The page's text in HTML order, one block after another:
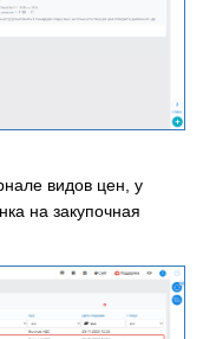
видов цен, у
на закупочная